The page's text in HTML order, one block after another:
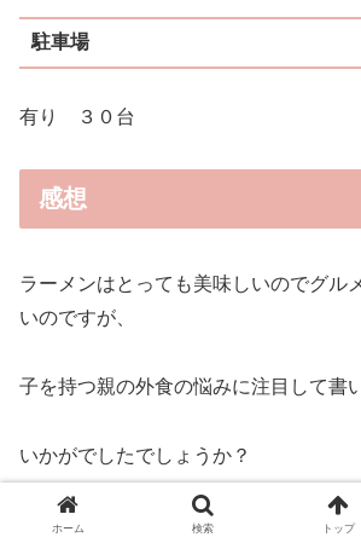
駐車場
有り ３０台
感想
ラーメンはとっても美味しいのでグル
いのですが、
子を持つ親の外食の悩みに注目して書
いかがでしたでしょうか？
私もいつも外食行く時、子どもがまだ
ホーム 検索 トップ